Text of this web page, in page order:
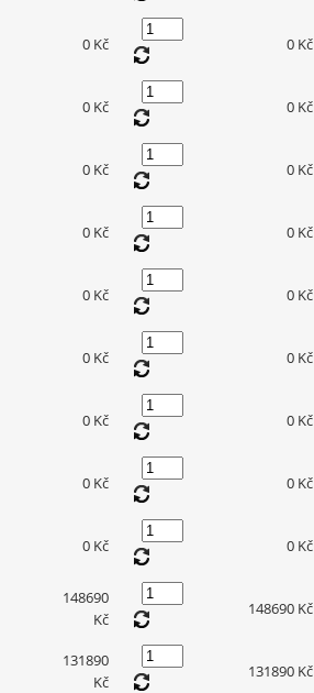
0 Kč 0 Kč
0 Kč 0 Kč
0 Kč 0 Kč
0 Kč 0 Kč
0 Kč 0 Kč
0 Kč 0 Kč
0 Kč 0 Kč
0 Kč 0 Kč
0 Kč 0 Kč
148690
Kč
148690 Kč
131890
Kč
131890 Kč